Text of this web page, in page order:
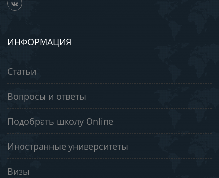
ИНФОРМАЦИЯ
Статьи
Вопросы и ответы
Подобрать школу Online
Иностранные университеты
Визы